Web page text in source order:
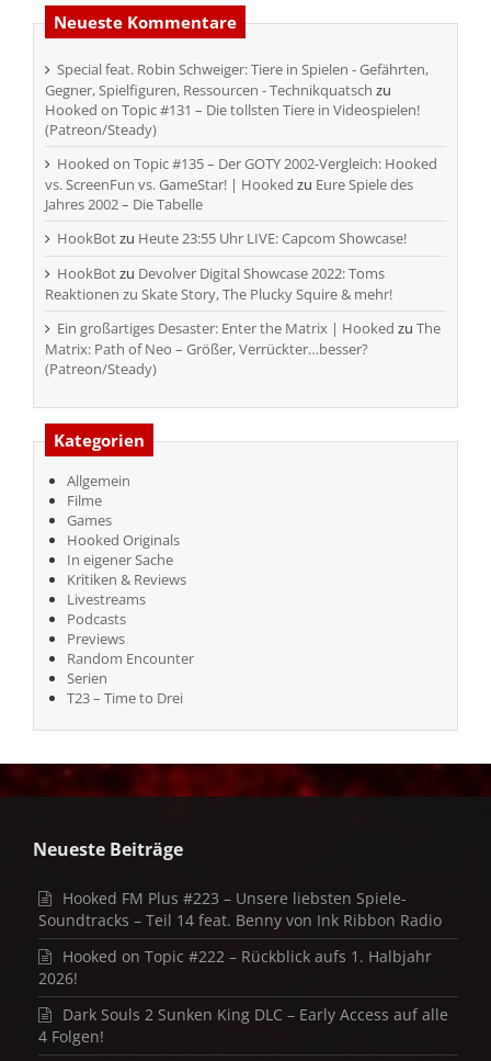
Neueste Kommentare
Special feat. Robin Schweiger: Tiere in Spielen - Gefährten,
Gegner, Spielfiguren, Ressourcen - Technikquatsch zu
Hooked on Topic #131 – Die tollsten Tiere in Videospielen!
(Patreon/Steady)
Hooked on Topic #135 – Der GOTY 2002-Vergleich: Hooked
vs. ScreenFun vs. GameStar! | Hooked zu Eure Spiele des
Jahres 2002 – Die Tabelle
HookBotzu Heute 23:55 Uhr LIVE: Capcom Showcase!
HookBotzu Devolver Digital Showcase 2022: Toms
Reaktionen zu Skate Story, The Plucky Squire & mehr!
Ein großartiges Desaster: Enter the Matrix | Hooked zu The
Matrix: Path of Neo – Größer, Verrückter…besser?
(Patreon/Steady)
Kategorien
Allgemein
Filme
Games
Hooked Originals
In eigener Sache
Kritiken & Reviews
Livestreams
Podcasts
Previews
Random Encounter
Serien
T23 – Time to Drei
Neueste Beiträge
Hooked FM Plus #223 – Unsere liebsten Spiele-
Soundtracks – Teil 14 feat. Benny von Ink Ribbon Radio
Hooked on Topic #222 – Rückblick aufs 1. Halbjahr
2026!
Dark Souls 2 Sunken King DLC – Early Access auf alle
4 Folgen!